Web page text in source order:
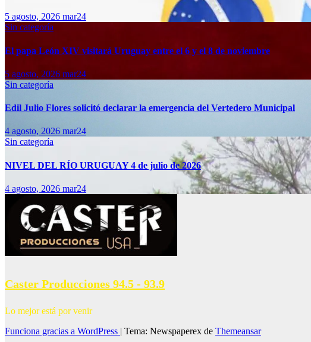
5 agosto, 2026 mar24
Sin categoría
El papa León XIV visitará Uruguay entre el 6 y el 8 de noviembre
5 agosto, 2026 mar24
Sin categoría
Edil Julio Flores solicitó declarar la emergencia del Vertedero Municipal
4 agosto, 2026 mar24
Sin categoría
NIVEL DEL RÍO URUGUAY 4 de julio de 2026
4 agosto, 2026 mar24
Caster Producciones 94.5 - 93.9
Lo mejor está por venir
Funciona gracias a WordPress | Tema: Newspaperex de Themeansar